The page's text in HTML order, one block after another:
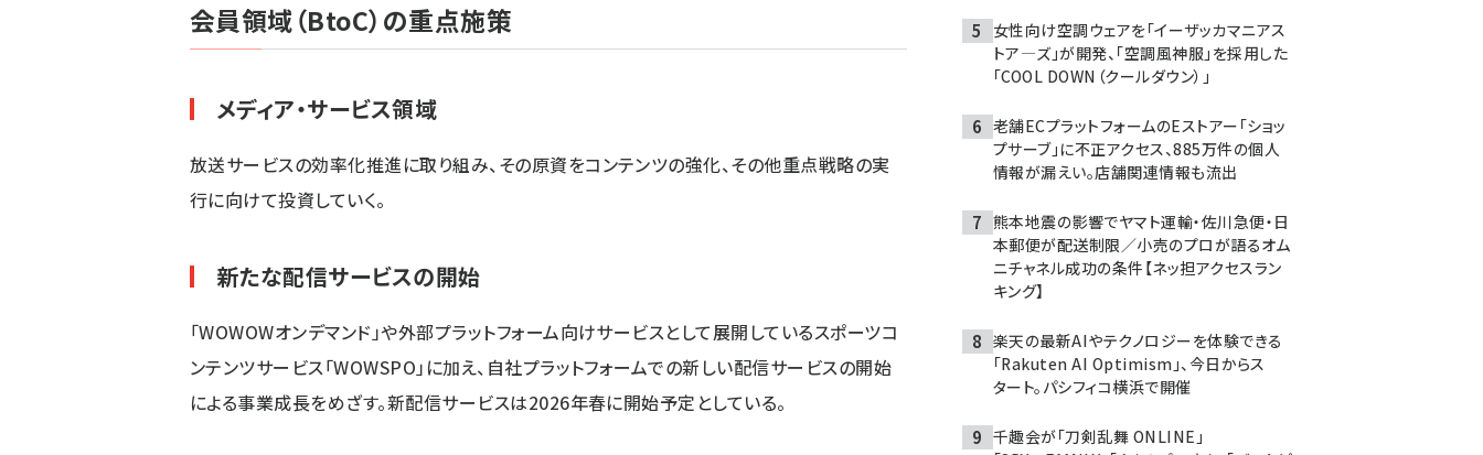
会員領域（BtoC）の重点施策
メディア・サービス領域
放送サービスの効率化推進に取り組み、その原資をコンテンツの強化、その他重点戦略の実
行に向けて投資していく。
新たな配信サービスの開始
「WOWOWオンデマンド」や外部プラットフォーム向けサービスとして展開しているスポーツコ
ンテンツサービス「WOWSPO」に加え、自社プラットフォームでの新しい配信サービスの開始
による事業成長をめざす。新配信サービスは2026年春に開始予定としている。
女性向け空調ウェアを「イーザッカマニアス
トア―ズ」が開発、「空調風神服」を採用した
「COOL DOWN（クールダウン）」
老舗ECプラットフォームのEストアー「ショッ
プサーブ」に不正アクセス、885万件の個人
情報が漏えい。店舗関連情報も流出
熊本地震の影響でヤマト運輸・佐川急便・日
本郵便が配送制限／小売のプロが語るオム
ニチャネル成功の条件【ネッ担アクセスラン
キング】
楽天の最新AIやテクノロジーを体験できる
「Rakuten AI Optimism」、今日からス
タート。パシフィコ横浜で開催
千趣会が「刀剣乱舞 ONLINE」